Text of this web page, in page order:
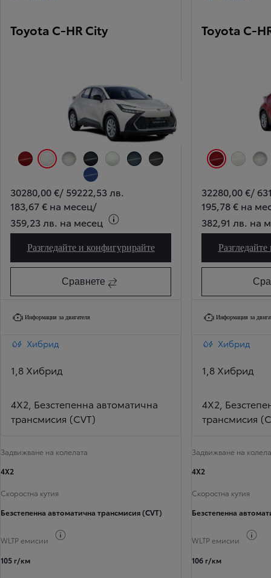
Toyota C-HR City
Огнено червен
Бял СребристоЧерно
30280,00 €/ 59222,53 лв.
183,67 € на месец/
359,23 лв. на месец
Разгледайте и конфигурирайте
Toyota C-HR City
Сравнете
Информация за двигателя
Хибрид
1,8 Хибрид
4X2, Безстепенна автоматична
трансмисия (CVT)
Задвижване на колелата
4X2
Скоростна кутия
Безстепенна автоматична трансмисия (CVT)
WLTP емисии
105 г/км
Toyota C-
Огнено червен
32280,00 €/
195,78 € на
382,91 лв. на
Информация за
Хибрид
1,8 Хибрид
4X2,
трансмисия
Задвижване на
4X2
Скоростна кутия
Безстепенна
WLTP емисии
106 г/км